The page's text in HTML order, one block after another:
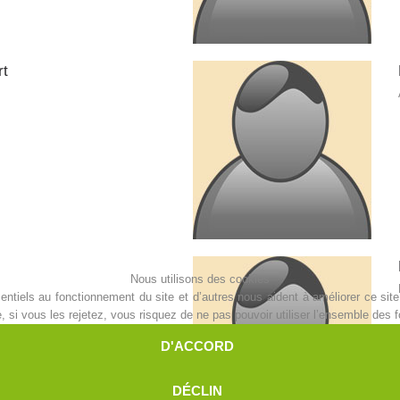
Nous utilisons des cookies
au fonctionnement du site et d’autres nous aident à améliorer ce
vous les rejetez, vous risquez de ne pas pouvoir utiliser l’ensemble des
D'ACCORD
DÉCLIN